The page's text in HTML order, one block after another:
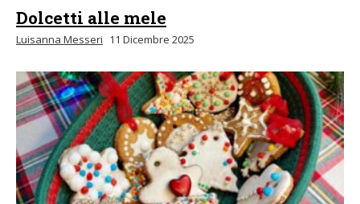
Dolcetti alle mele
Luisanna Messeri 11 Dicembre 2025